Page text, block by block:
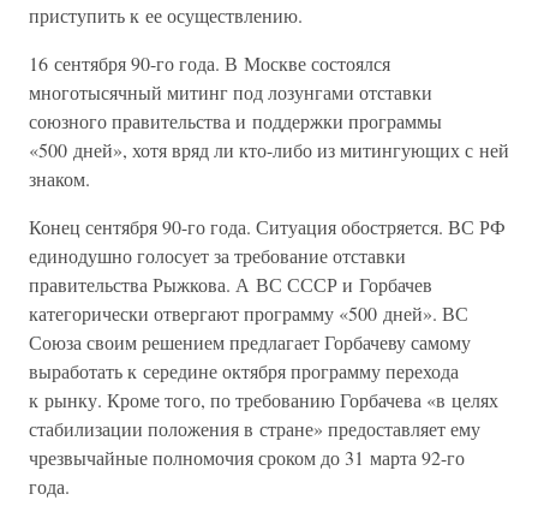
приступить к ее осуществлению.
16 сентября 90-го года. В Москве состоялся
многотысячный митинг под лозунгами отставки
союзного правительства и поддержки программы
«500 дней», хотя вряд ли кто-либо из митингующих с ней
знаком.
Конец сентября 90-го года. Ситуация обостряется. ВС РФ
единодушно голосует за требование отставки
правительства Рыжкова. А ВС СССР и Горбачев
категорически отвергают программу «500 дней». ВС
Союза своим решением предлагает Горбачеву самому
выработать к середине октября программу перехода
к рынку. Кроме того, по требованию Горбачева «в целях
стабилизации положения в стране» предоставляет ему
чрезвычайные полномочия сроком до 31 марта 92-го
года.